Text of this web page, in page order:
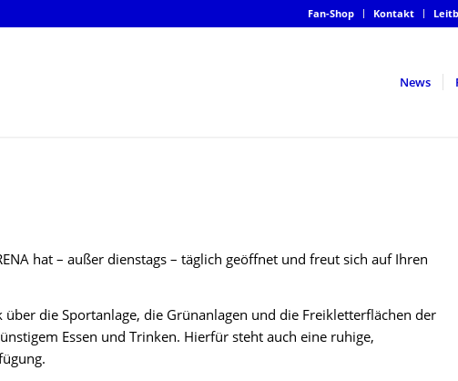
Fan-Shop Kontakt
News
hat – außer dienstags – täglich geöffnet und freut sich auf Ihren
über die Sportanlage, die Grünanlagen und die Freikletterflächen der
Essen und Trinken. Hierfür steht auch eine ruhige,